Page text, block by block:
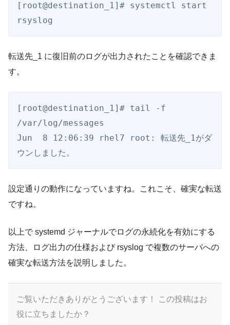
[root@destination_1]# systemctl start
転送先_1 に復旧前のログが出力されたことを確認できま
す。
[root@destination_1]# tail -f
/var/log/messages
Jun  8 12:06:39 rhel7 root: 転送先_1がダ
設定通りの動作になっていますね。これこそ、確実な転送
ですね。
以上で systemd ジャーナルでログの永続化を有効にする
方法、ログ出力の仕様および rsyslog で複数のサーバへの
確実な転送方法を説明しました。
ご覧いただきありがとうございます！
この投稿はお
役に立ちましたか？